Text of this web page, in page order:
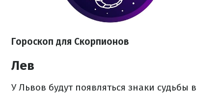
Гороскоп для Скорпионов
Лев
У Львов будут появляться знаки судьбы в